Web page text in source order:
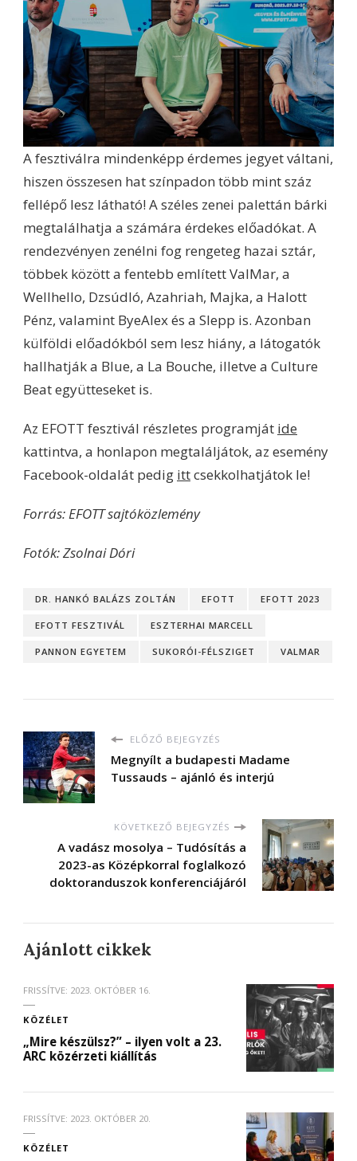
A fesztiválra mindenképp érdemes jegyet váltani,
hiszen összesen hat színpadon több mint száz
fellépő lesz látható! A széles zenei palettán bárki
megtalálhatja a számára érdekes előadókat. A
rendezvényen zenélni fog rengeteg hazai sztár,
többek között a fentebb említett ValMar, a
Wellhello, Dzsúdló, Azahriah, Majka, a Halott
Pénz, valamint ByeAlex és a Slepp is. Azonban
külföldi előadókból sem lesz hiány, a látogatók
hallhatják a Blue, a La Bouche, illetve a Culture
Beat együtteseket is.
Az EFOTT fesztivál részletes programját ide
kattintva, a honlapon megtaláljátok, az esemény
Facebook-oldalát pedig ittcsekkolhatjátok le!
Forrás: EFOTT sajtóközlemény
Fotók: Zsolnai Dóri
DR. HANKÓ BALÁZS ZOLTÁN EFOTT EFOTT 2023
EFOTT FESZTIVÁL ESZTERHAI MARCELL
PANNON EGYETEM SUKORÓI-FÉLSZIGET VALMAR
ELŐZŐ BEJEGYZÉS
Megnyílt a budapesti Madame
Tussauds – ajánló és interjú
KÖVETKEZŐ BEJEGYZÉS
A vadász mosolya – Tudósítás a
2023-as Középkorral foglalkozó
doktoranduszok konferenciájáról
Ajánlott cikkek
FRISSÍTVE: 2023. OKTÓBER 16.
KÖZÉLET
„Mire készülsz?” – ilyen volt a 23.
ARC közérzeti kiállítás
FRISSÍTVE: 2023. OKTÓBER 20.
KÖZÉLET